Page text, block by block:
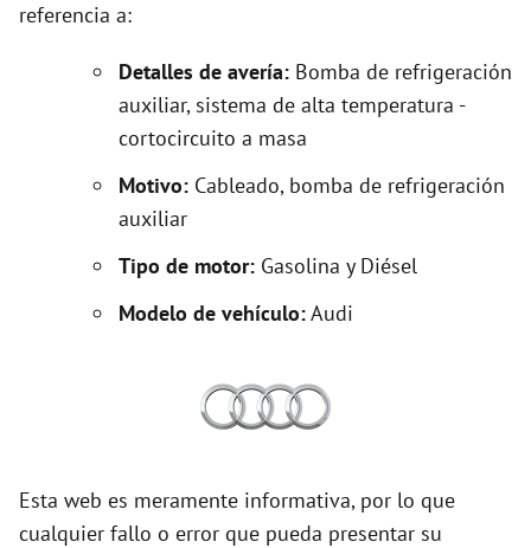
referencia a:
Detalles de avería: Bomba de refrigeración
auxiliar, sistema de alta temperatura -
cortocircuito a masa
Motivo: Cableado, bomba de refrigeración
auxiliar
Tipo de motor: Gasolina y Diésel
Modelo de vehículo:Audi
Esta web es meramente informativa, por lo que
cualquier fallo o error que pueda presentar su